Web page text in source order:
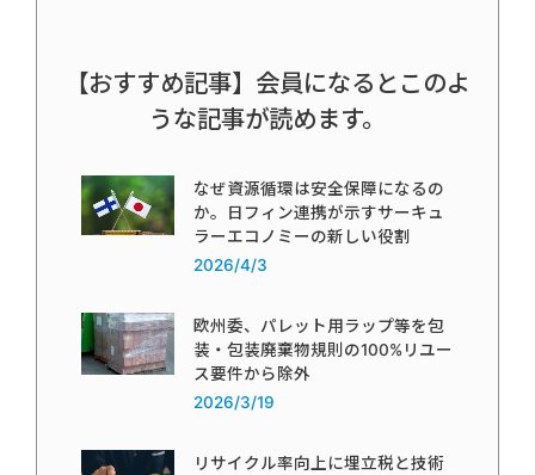
【おすすめ記事】会員になるとこのよ
うな記事が読めます。
なぜ資源循環は安全保障になるの
か。日フィン連携が示すサーキュ
ラーエコノミーの新しい役割
2026/4/3
欧州委、パレット用ラップ等を包
装・包装廃棄物規則の100%リユー
ス要件から除外
2026/3/19
リサイクル率向上に埋立税と技術